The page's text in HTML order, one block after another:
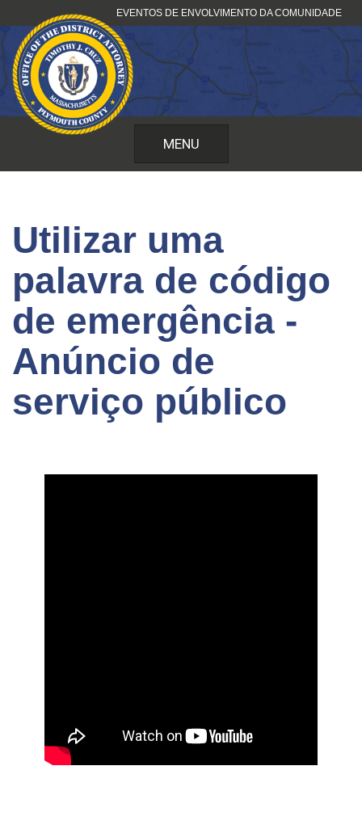
para
o
conteúdo
EVENTOS DE ENVOLVIMENTO DA COMUNIDADE
MENU
Utilizar uma
palavra de código
de emergência -
Anúncio de
serviço público